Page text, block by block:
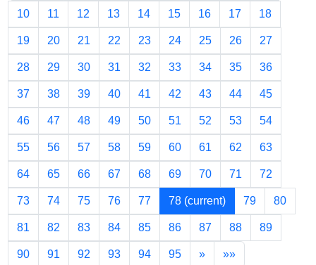
10 11 12 13 14 15 16 17 18
19 20 21 22 23 24 25 26 27
28 29 30 31 32 33 34 35 36
37 38 39 40 41 42 43 44 45
46 47 48 49 50 51 52 53 54
55 56 57 58 59 60 61 62 63
64 65 66 67 68 69 70 71 72
73 74 75 76 77 78 (current) 79 80
81 82 83 84 85 86 87 88 89
90 91 92 93 94 95 » »»